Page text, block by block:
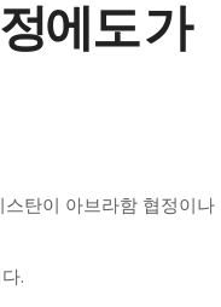
에도 가
탄이 아브라함 협정이나
.